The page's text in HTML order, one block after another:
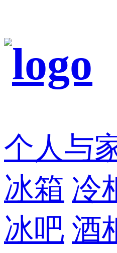
个人与
冰箱 冷
冰吧 酒